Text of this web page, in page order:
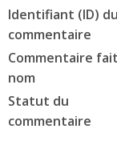
Identifiant (ID) du
commentaire
Commentaire
nom
Statut du
commentaire